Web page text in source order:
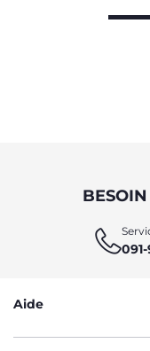
Aide